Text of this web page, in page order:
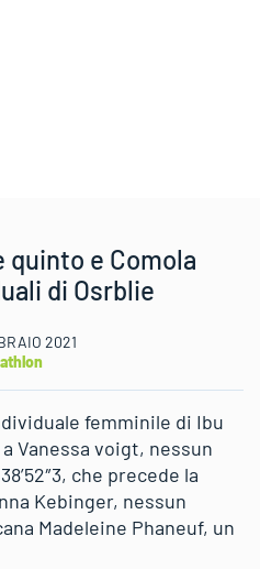
quinto e Comola
di Osrblie
2021
femminile di Ibu
Vanessa voigt, nessun
che precede la
Kebinger, nessun
Madeleine Phaneuf, un